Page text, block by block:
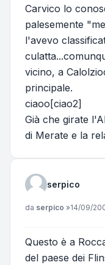
Carvico lo
palesemente
l'avevo
vicino, a
principale.
ciaoo[ciao2]
Già che girate
di Merate e la
serpico
Messaggio
da serpico »14/09/
Questo è a
del paese dei